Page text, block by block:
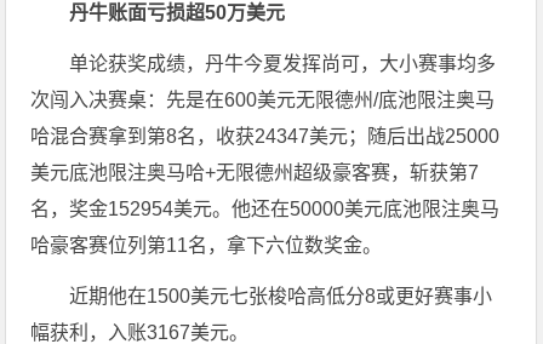
丹牛账面亏损超50万美元
单论获奖成绩，丹牛今夏发挥尚可，大小赛事均多
次闯入决赛桌：先是在600美元无限德州/底池限注奥马
哈混合赛拿到第8名，收获24347美元；随后出战25000
美元底池限注奥马哈+无限德州超级豪客赛，斩获第7
名，奖金152954美元。他还在50000美元底池限注奥马
哈豪客赛位列第11名，拿下六位数奖金。
近期他在1500美元七张梭哈高低分8或更好赛事小
幅获利，入账3167美元。